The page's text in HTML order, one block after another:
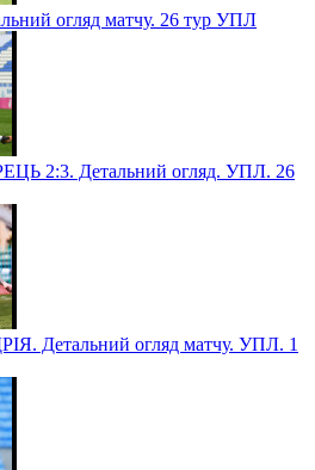
огляд матчу. 26 тур УПЛ
2:3. Детальний огляд. УПЛ. 26
Детальний огляд матчу. УПЛ. 1